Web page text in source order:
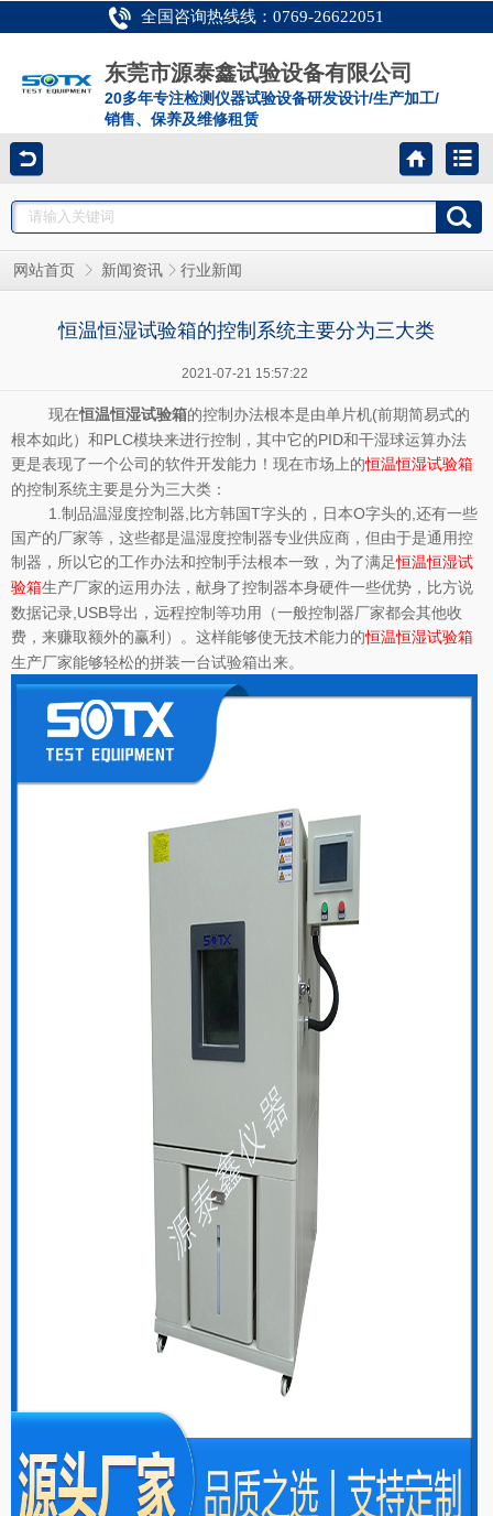
全国咨询热线线：0769-26622051
东莞市源泰鑫试验设备有限公司
20多年专注检测仪器试验设备研发设计/生产加工/
销售、保养及维修租赁
网站首页 新闻资讯 行业新闻
恒温恒湿试验箱的控制系统主要分为三大类
2021-07-21 15:57:22
现在恒温恒湿试验箱的控制办法根本是由单片机(前期简易式的
根本如此）和PLC模块来进行控制，其中它的PID和干湿球运算办法
更是表现了一个公司的软件开发能力！现在市场上的恒温恒湿试验箱
的控制系统主要是分为三大类：
1.制品温湿度控制器,比方韩国T字头的，日本O字头的,还有一些
国产的厂家等，这些都是温湿度控制器专业供应商，但由于是通用控
制器，所以它的工作办法和控制手法根本一致，为了满足恒温恒湿试
验箱生产厂家的运用办法，献身了控制器本身硬件一些优势，比方说
数据记录,USB导出，远程控制等功用（一般控制器厂家都会其他收
费，来赚取额外的赢利）。这样能够使无技术能力的恒温恒湿试验箱
生产厂家能够轻松的拼装一台试验箱出来。